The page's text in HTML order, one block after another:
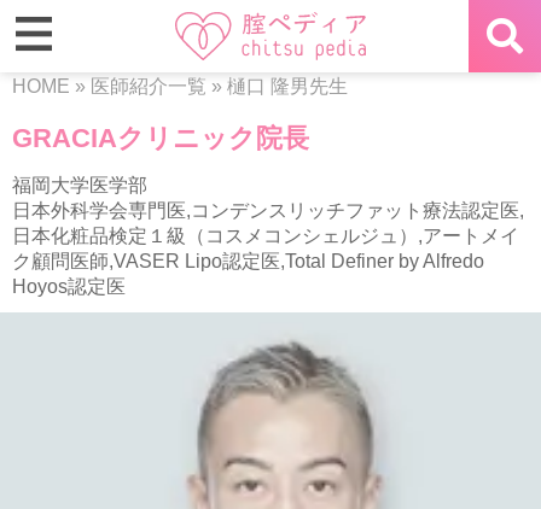
HOME » 医師紹介一覧 » 樋口 隆男先生
GRACIAクリニック院長
福岡大学医学部
⽇本外科学会専⾨医,コンデンスリッチファット療法認定医,
⽇本化粧品検定１級（コスメコンシェルジュ）,アートメイ
ク顧問医師,VASER Lipo認定医,Total Definer by Alfredo
Hoyos認定医